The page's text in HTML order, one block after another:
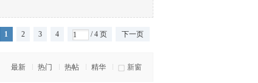
1 2 3 4 / 4 页 下一页
最新 热门 热帖 精华 新窗